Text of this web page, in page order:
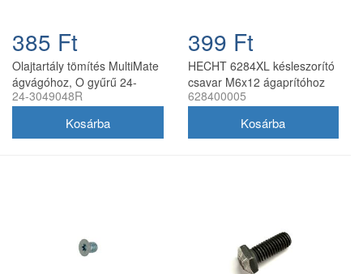
385 Ft
Olajtartály tömítés MultiMate
ágvágóhoz, O gyűrű 24-
3049048R
24-3049048R
399 Ft
HECHT 6284XL késleszorító
csavar M6x12 ágaprítóhoz
628400005